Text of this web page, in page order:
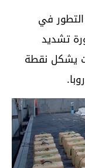
في
تشديد
يشكل نقطة